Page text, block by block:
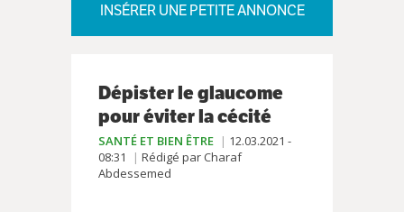
INSÉRER UNE PETITE ANNONCE
Dépister le glaucome
pour éviter la cécité
SANTÉ ET BIEN ÊTRE
12.03.2021 -
08:31
Rédigé par Charaf
Abdessemed